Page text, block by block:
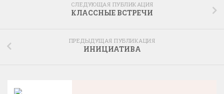
СЛЕДУЮЩАЯ ПУБЛИКАЦИЯ
КЛАССНЫЕ ВСТРЕЧИ
ПРЕДЫДУЩАЯ ПУБЛИКАЦИЯ
ИНИЦИАТИВА